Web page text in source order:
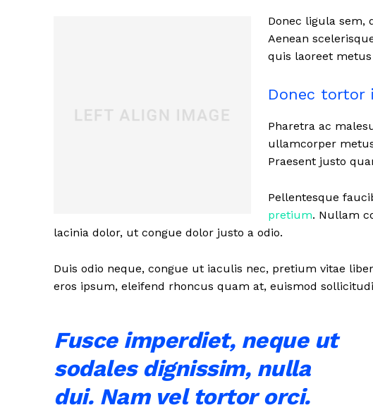
Donec ligula sem,
Aenean
quis laoreet
Donec tortor
Pharetra ac
ullamcorper
Praesent justo
Pellentesque
pretium. Nullam
lacinia dolor, ut congue dolor justo a odio.
Duis odio neque, congue ut iaculis nec, pretium vitae
eros ipsum, eleifend rhoncus quam at, euismod
Fusce imperdiet, neque ut
sodales dignissim, nulla
dui. Nam vel tortor orci.